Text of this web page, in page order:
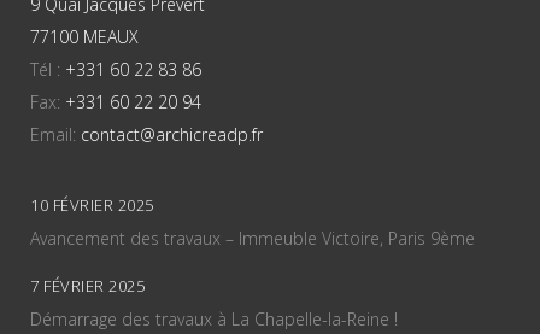
77100 MEAUX
Tél : +331 60 22 83 86
Fax: +331 60 22 20 94
Email: contact@archicreadp.fr
10 FÉVRIER 2025
Avancement des travaux – Immeuble Victoire, Paris 9ème
7 FÉVRIER 2025
Démarrage des travaux à La Chapelle-la-Reine !